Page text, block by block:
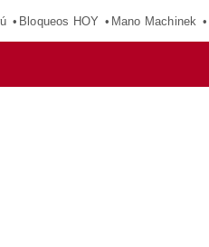
Bloqueos HOY Mano Machinek